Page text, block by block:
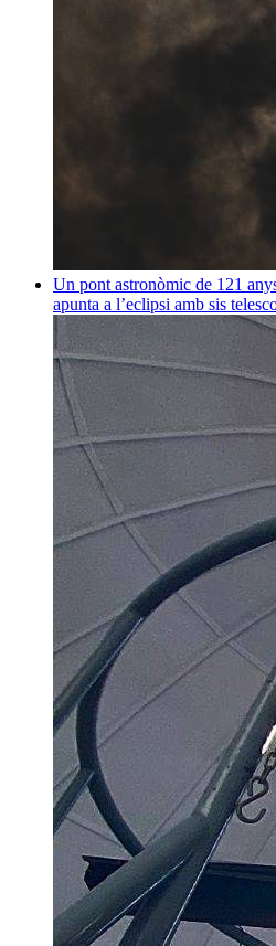
Un pont astronòmic de 121
apunta a l’eclipsi amb sis